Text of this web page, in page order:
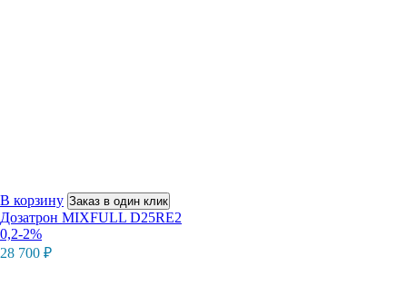
В корзину Заказ в один клик
Дозатрон MIXFULL D25RE2
0,2-2%
28 700 ₽